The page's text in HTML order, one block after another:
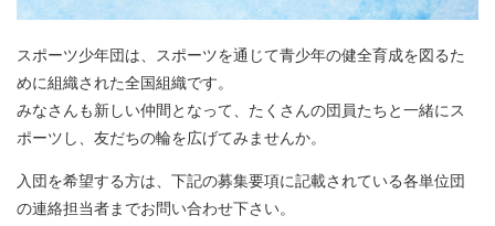
スポーツ少年団は、スポーツを通じて青少年の健全育成を図るた
めに組織された全国組織です。
みなさんも新しい仲間となって、たくさんの団員たちと一緒にス
ポーツし、友だちの輪を広げてみませんか。
入団を希望する方は、下記の募集要項に記載されている各単位団
の連絡担当者までお問い合わせ下さい。